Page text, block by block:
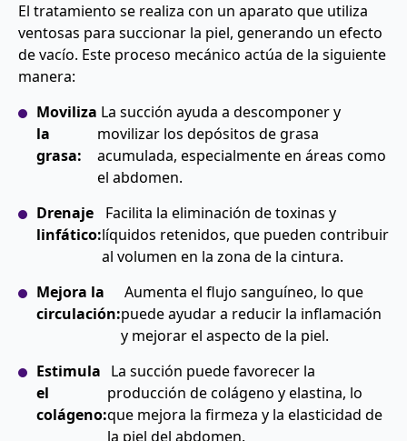
El tratamiento se realiza con un aparato que utiliza
ventosas para succionar la piel, generando un efecto
de vacío. Este proceso mecánico actúa de la siguiente
manera:
Moviliza
la
grasa:
La succión ayuda a descomponer y
movilizar los depósitos de grasa
acumulada, especialmente en áreas como
el abdomen.
Drenaje
linfático:
Facilita la eliminación de toxinas y
líquidos retenidos, que pueden contribuir
al volumen en la zona de la cintura.
Mejora la
circulación:
Aumenta el flujo sanguíneo, lo que
puede ayudar a reducir la inflamación
y mejorar el aspecto de la piel.
Estimula
el
colágeno:
La succión puede favorecer la
producción de colágeno y elastina, lo
que mejora la firmeza y la elasticidad de
la piel del abdomen.